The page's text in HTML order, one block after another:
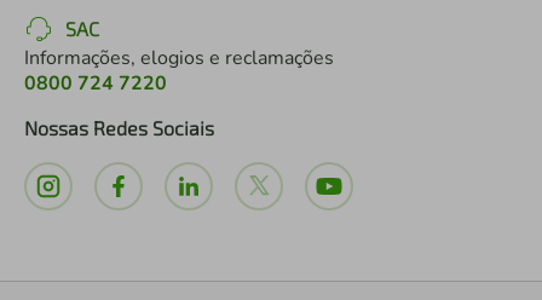
SAC
Informações, elogios e reclamações
0800 724 7220
Nossas Redes Sociais